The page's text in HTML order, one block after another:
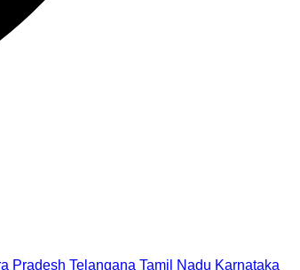
Pradesh Telangana Tamil Nadu Karnataka